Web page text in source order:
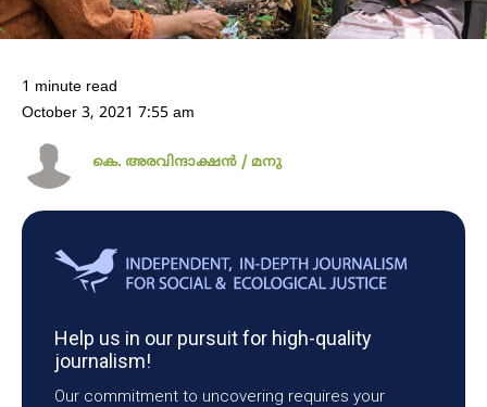
1 minute read
October 3, 2021 7:55 am
കെ. അരവിന്ദാക്ഷൻ / മനു
Help us in our pursuit for high-quality
journalism!
Our commitment to uncovering requires your